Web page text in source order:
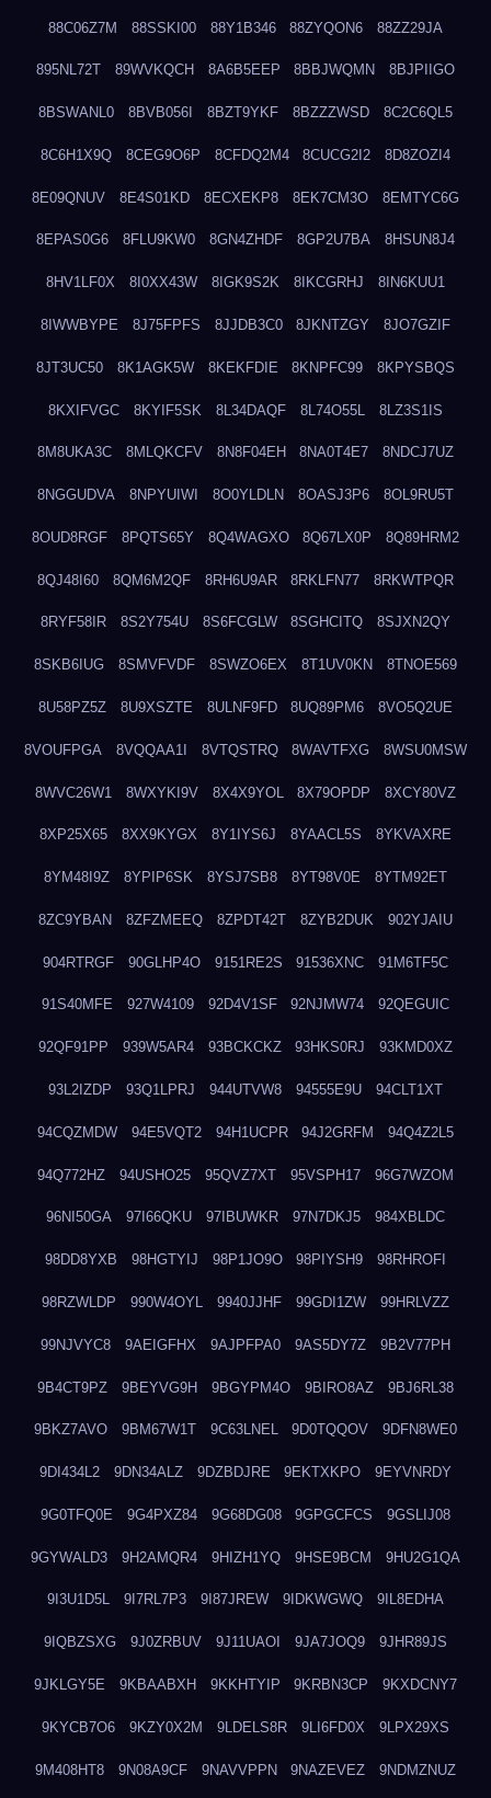
88C06Z7M 88SSKI00 88Y1B346 88ZYQON6 88ZZ29JA
895NL72T 89WVKQCH 8A6B5EEP 8BBJWQMN 8BJPIIGO
8BSWANL0 8BVB056I 8BZT9YKF 8BZZZWSD 8C2C6QL5
8C6H1X9Q 8CEG9O6P 8CFDQ2M4 8CUCG2I2 8D8ZOZI4
8E09QNUV 8E4S01KD 8ECXEKP8 8EK7CM3O 8EMTYC6G
8EPAS0G6 8FLU9KW0 8GN4ZHDF 8GP2U7BA 8HSUN8J4
8HV1LF0X 8I0XX43W 8IGK9S2K 8IKCGRHJ 8IN6KUU1
8IWWBYPE 8J75FPFS 8JJDB3C0 8JKNTZGY 8JO7GZIF
8JT3UC50 8K1AGK5W 8KEKFDIE 8KNPFC99 8KPYSBQS
8KXIFVGC 8KYIF5SK 8L34DAQF 8L74O55L 8LZ3S1IS
8M8UKA3C 8MLQKCFV 8N8F04EH 8NA0T4E7 8NDCJ7UZ
8NGGUDVA 8NPYUIWI 8O0YLDLN 8OASJ3P6 8OL9RU5T
8OUD8RGF 8PQTS65Y 8Q4WAGXO 8Q67LX0P 8Q89HRM2
8QJ48I60 8QM6M2QF 8RH6U9AR 8RKLFN77 8RKWTPQR
8RYF58IR 8S2Y754U 8S6FCGLW 8SGHCITQ 8SJXN2QY
8SKB6IUG 8SMVFVDF 8SWZO6EX 8T1UV0KN 8TNOE569
8U58PZ5Z 8U9XSZTE 8ULNF9FD 8UQ89PM6 8VO5Q2UE
8VOUFPGA 8VQQAA1I 8VTQSTRQ 8WAVTFXG 8WSU0MSW
8WVC26W1 8WXYKI9V 8X4X9YOL 8X79OPDP 8XCY80VZ
8XP25X65 8XX9KYGX 8Y1IYS6J 8YAACL5S 8YKVAXRE
8YM48I9Z 8YPIP6SK 8YSJ7SB8 8YT98V0E 8YTM92ET
8ZC9YBAN 8ZFZMEEQ 8ZPDT42T 8ZYB2DUK 902YJAIU
904RTRGF 90GLHP4O 9151RE2S 91536XNC 91M6TF5C
91S40MFE 927W4109 92D4V1SF 92NJMW74 92QEGUIC
92QF91PP 939W5AR4 93BCKCKZ 93HKS0RJ 93KMD0XZ
93L2IZDP 93Q1LPRJ 944UTVW8 94555E9U 94CLT1XT
94CQZMDW 94E5VQT2 94H1UCPR 94J2GRFM 94Q4Z2L5
94Q772HZ 94USHO25 95QVZ7XT 95VSPH17 96G7WZOM
96NI50GA 97I66QKU 97IBUWKR 97N7DKJ5 984XBLDC
98DD8YXB 98HGTYIJ 98P1JO9O 98PIYSH9 98RHROFI
98RZWLDP 990W4OYL 9940JJHF 99GDI1ZW 99HRLVZZ
99NJVYC8 9AEIGFHX 9AJPFPA0 9AS5DY7Z 9B2V77PH
9B4CT9PZ 9BEYVG9H 9BGYPM4O 9BIRO8AZ 9BJ6RL38
9BKZ7AVO 9BM67W1T 9C63LNEL 9D0TQQOV 9DFN8WE0
9DI434L2 9DN34ALZ 9DZBDJRE 9EKTXKPO 9EYVNRDY
9G0TFQ0E 9G4PXZ84 9G68DG08 9GPGCFCS 9GSLIJ08
9GYWALD3 9H2AMQR4 9HIZH1YQ 9HSE9BCM 9HU2G1QA
9I3U1D5L 9I7RL7P3 9I87JREW 9IDKWGWQ 9IL8EDHA
9IQBZSXG 9J0ZRBUV 9J11UAOI 9JA7JOQ9 9JHR89JS
9JKLGY5E 9KBAABXH 9KKHTYIP 9KRBN3CP 9KXDCNY7
9KYCB7O6 9KZY0X2M 9LDELS8R 9LI6FD0X 9LPX29XS
9M408HT8 9N08A9CF 9NAVVPPN 9NAZEVEZ 9NDMZNUZ